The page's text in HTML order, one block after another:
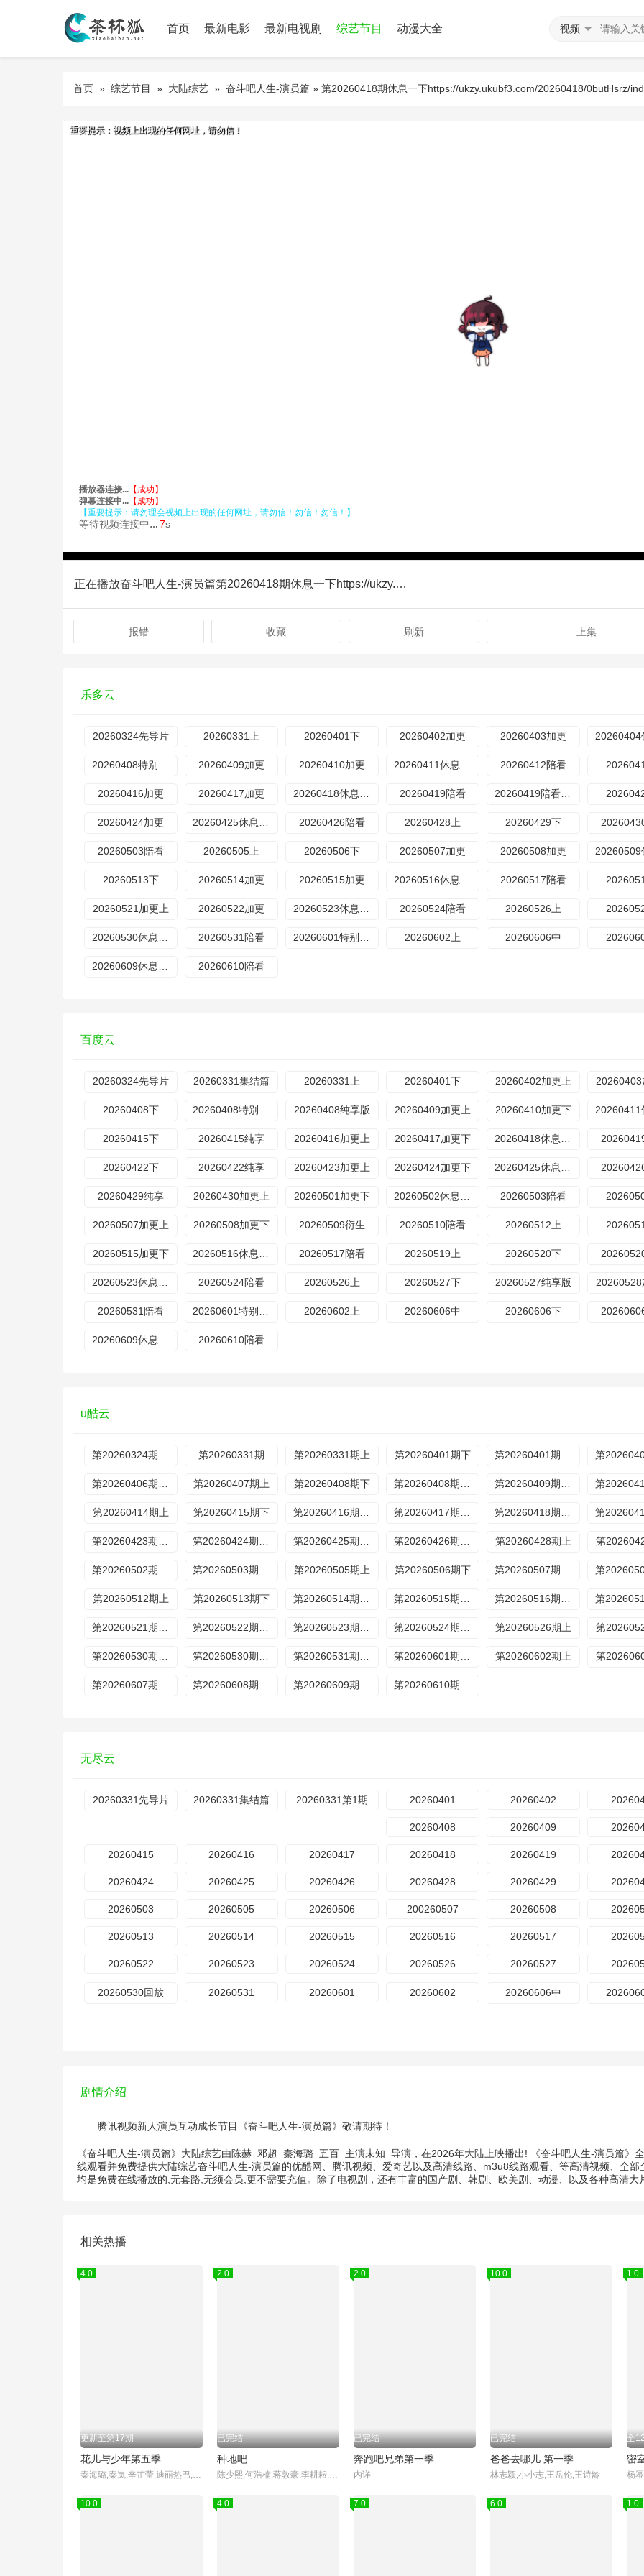
首页 最新电影 最新电视剧 综艺节目 动漫大全 视频
首页 » 综艺节目 » 大陆综艺 » 奋斗吧人生-演员篇 » 第20260418期休息一下https://ukzy.ukubf3.com/20260418/0butHsrz/
正在播放奋斗吧人生-演员篇第20260418期休息一下https://ukzy.ukubf3.com/20260418/0butHsrz/index.m3u8
报错 收藏 刷新 上集
乐多云
20260324先导片 20260331上 20260401下 20260402加更 20260403加更
20260409加更 20260410加更 20260412陪看
20260416加更 20260417加更 20260419陪看
20260424加更 20260426陪看 20260428上 20260429下
20260503陪看 20260505上 20260506下 20260507加更 20260508加更
20260513下 20260514加更 20260515加更 20260517陪看
20260521加更上 20260522加更 20260524陪看 20260526上
20260531陪看 20260602上 20260606中
20260610陪看
百度云
20260324先导片 20260331集结篇 20260331上 20260401下 20260402加更上 20260403
20260408下 20260408纯享版 20260409加更上 20260410加更下
20260415下 20260415纯享 20260416加更上 20260417加更下
20260422下 20260422纯享 20260423加更上 20260424加更下
20260429纯享 20260430加更上 20260501加更下 20260503陪看
20260507加更上 20260508加更下 20260509衍生 20260510陪看 20260512上
20260515加更下 20260517陪看 20260519上 20260520下
20260524陪看 20260526上 20260527下 20260527纯享版 20260528
20260531陪看 20260602上 20260606中 20260606下
20260610陪看
u酷云
第20260331期 第20260331期上 第20260401期下
第20260407期上 第20260408期下
第20260414期上 第20260415期下
第20260428期上 第
第20260505期上 第20260506期下
第20260512期上 第20260513期下
第20260526期上 第
第20260602期上 第
无尽云
20260331先导片 20260331集结篇 20260331第1期 20260401 20260402
20260408 20260409
20260415 20260416 20260417 20260418 20260419
20260424 20260425 20260426 20260428 20260429
20260503 20260505 20260506 200260507 20260508
20260513 20260514 20260515 20260516 20260517
20260522 20260523 20260524 20260526 20260527
20260530回放 20260531 20260601 20260602 20260606中
剧情介绍
腾讯视频新人演员互动成长节目《奋斗吧人生-演员篇》敬请期待！
《奋斗吧人生-演员篇》大陆综艺由陈赫 邓超 秦海璐 五百 主演未知 导演，在2026年大陆上映播出! 《奋斗吧人生-演员篇》
线观看并免费提供大陆综艺奋斗吧人生-演员篇的优酷网、腾讯视频、爱奇艺以及高清线路、m3u8线路观看、等高清视频、全
均是免费在线播放的,无套路,无须会员,更不需要充值。除了电视剧，还有丰富的国产剧、韩剧、欧美剧、动漫、以及各种高清大
相关热播
4.0
更新至第17期
花儿与少年第五季
秦海璐,秦岚,辛芷蕾,迪丽热巴,赵昭仪,王安宇,胡先煦
2.0
已完结
种地吧
陈少熙,何浩楠,蒋敦豪,李耕耘,李昊,鹭卓,王一珩,赵小童,卓沅,赵一博
2.0
已完结
奔跑吧兄弟第一季
内详
10.0
已完结
爸爸去哪儿 第一季
林志颖,小小志,王岳伦,王诗龄
1.0
全
密
10.0 4.0 7.0 6.0 1.0